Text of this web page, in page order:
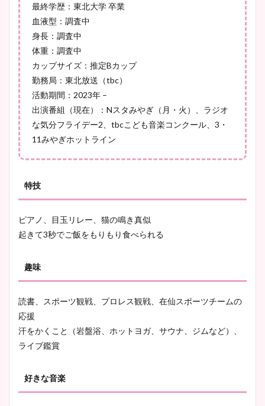
まとめ！足も美脚でカップも
池谷実悠アナのメガネ画像が
かわいい！カップや水着姿も
まとめた！
最終学歴：東北大学 卒業
血液型：調査中
身長：調査中
体重：調査中
カップサイズ：推定Bカップ
勤務局：東北放送（tbc）
活動期間：2023年 –
出演番組（現在）：Nスタみやぎ（月・火）、ラジオ
な気分フライデー2、tbcこども音楽コンクール、3・
11みやぎホットライン
特技
ピアノ、目玉リレー、猫の鳴き真似
起きて3秒でご飯をもりもり食べられる
趣味
読書、スポーツ観戦、プロレス観戦、在仙スポーツチームの
応援
汗をかくこと（岩盤浴、ホットヨガ、サウナ、ジムなど）、
ライブ鑑賞
好きな音楽